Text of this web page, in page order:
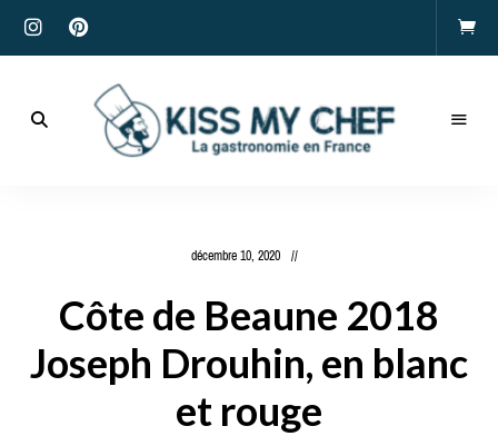
décembre 10, 2020
Côte de Beaune 2018
Joseph Drouhin, en blanc
et rouge